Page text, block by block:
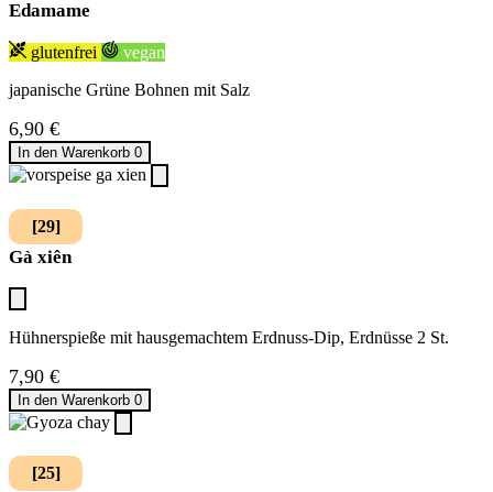
Edamame
glutenfrei
vegan
japanische Grüne Bohnen mit Salz
6,90 €
In den Warenkorb 0
[29]
Gà xiên
Hühnerspieße mit hausgemachtem Erdnuss-Dip, Erdnüsse 2 St.
7,90 €
In den Warenkorb 0
[25]